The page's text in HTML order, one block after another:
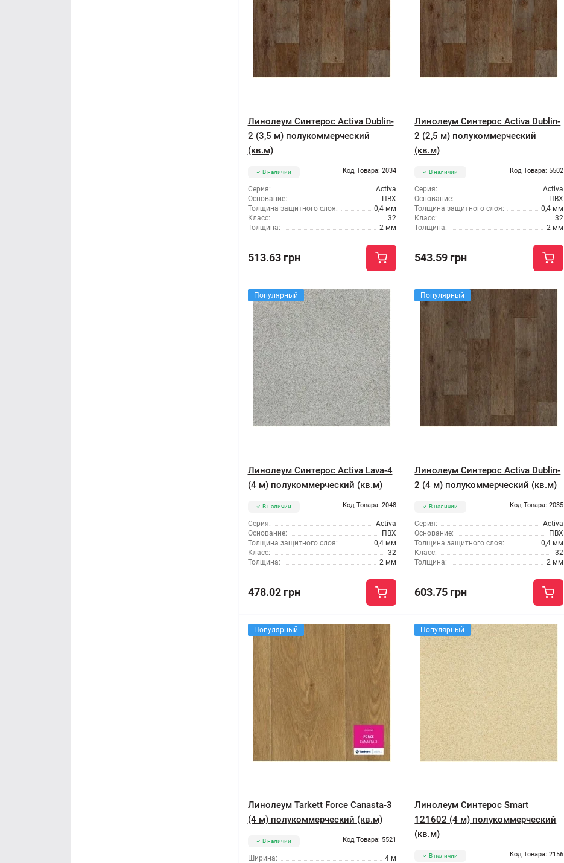
Линолеум Синтерос Activa Dublin-
2 (3,5 м) полукоммерческий
(кв.м)
В наличии Код Товара: 2034
Серия:
Activa
Основание:
ПВХ
Толщина защитного слоя:
0,4 мм
Класс:
32
Толщина:
2 мм
513.63 грн
Линолеум Синтерос Activa Dublin-
2 (2,5 м) полукоммерческий
(кв.м)
В наличии Код Товара: 5502
Серия:
Activa
Основание:
ПВХ
Толщина защитного слоя:
0,4 мм
Класс:
32
Толщина:
2 мм
543.59 грн
Популярный
Линолеум Синтерос Activa Lava-4
(4 м) полукоммерческий (кв.м)
В наличии Код Товара: 2048
Серия:
Activa
Основание:
ПВХ
Толщина защитного слоя:
0,4 мм
Класс:
32
Толщина:
2 мм
478.02 грн
Популярный
Линолеум Синтерос Activa Dublin-
2 (4 м) полукоммерческий (кв.м)
В наличии Код Товара: 2035
Серия:
Activa
Основание:
ПВХ
Толщина защитного слоя:
0,4 мм
Класс:
32
Толщина:
2 мм
603.75 грн
Популярный
Линолеум Tarkett Force Canasta-3
(4 м) полукоммерческий (кв.м)
В наличии Код Товара: 5521
Ширина: 4 м
Популярный
Линолеум Синтерос Smart
121602 (4 м) полукоммерческий
(кв.м)
В наличии Код Товара: 2156